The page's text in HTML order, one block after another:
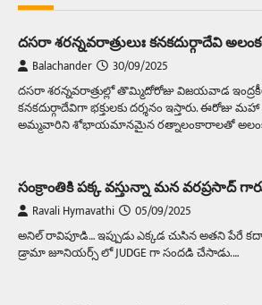
దసరా శరన్నవరాత్రులుః కనకదుర్గాదేవి
Balachander 30/09/2025
దసరా శరన్నవరాత్రుల్లో తొమ్మిదోరోజు విజయవాడ
కనకదుర్గాదేవిగా భక్తులకు దర్శనం ఇస్తారు. ఈరోజు
అమ్మవారిని శోభాయమానమైన రత్నాలంకారాలతో
సంక్రాంతికి పక్క వస్తున్నా మన వరప్రసాద్
Ravali Hymavathi 05/09/2025
అనిల్ రావిపూడి… ఇప్పుడు ఎక్కడ చుసిన అతని పేరే
డ్రామా జూనియర్స్ లో JUDGE గా సందడి చేసాడు.…